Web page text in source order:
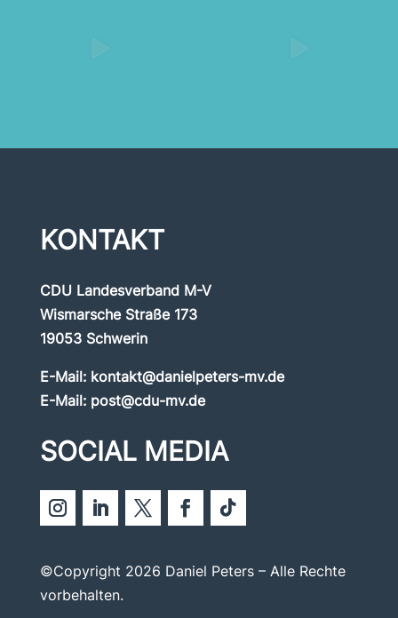
KONTAKT
CDU Landesverband M-V
Wismarsche Straße 173
19053 Schwerin
E-Mail: kontakt@danielpeters-mv.de
E-Mail: post@cdu-mv.de
SOCIAL MEDIA
©Copyright 2026 Daniel Peters – Alle Rechte
vorbehalten.